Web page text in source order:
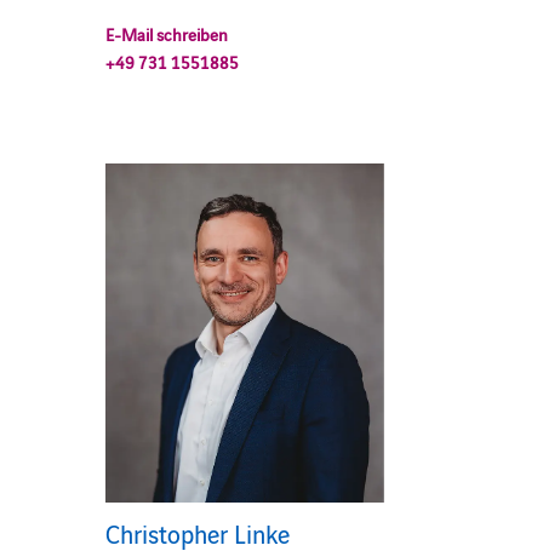
E-Mail schreiben
+49 731 1551885
Christopher Linke